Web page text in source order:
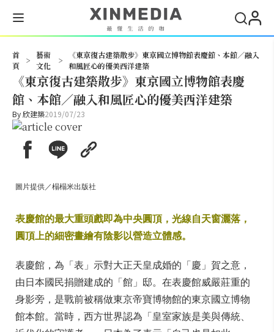
首
頁
>
藝術
文化
>
《東京復古建築散步》東京國立博物館表慶館、本館／融入
和風匠心的優美西洋建築
《東京復古建築散步》東京國立博物館表慶
館、本館／融入和風匠心的優美西洋建築
By欣建築2019/07/23
圖片提供／榻榻米出版社
表慶館的最大重頭戲即為中央圓頂，光線自天窗灑落，
圓頂上的細密畫繪有陰影以營造立體感。
表慶館，為「表」示對大正天皇成婚的「慶」賀之意，
由日本國民捐贈建成的「館」邸。在表慶館威嚴莊重的
身影旁，是戰前被稱做東京帝寶博物館的東京國立博物
館本館。當時，西方世界認為「皇室家族是美與傳統、